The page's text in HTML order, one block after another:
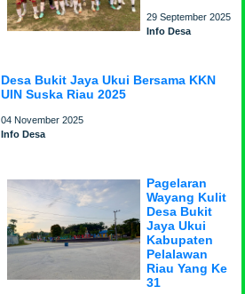
29 September 2025
Info Desa
Desa Bukit Jaya Ukui Bersama KKN
UIN Suska Riau 2025
04 November 2025
Info Desa
Pagelaran
Wayang Kulit
Desa Bukit
Jaya Ukui
Kabupaten
Pelalawan
Riau Yang Ke
31